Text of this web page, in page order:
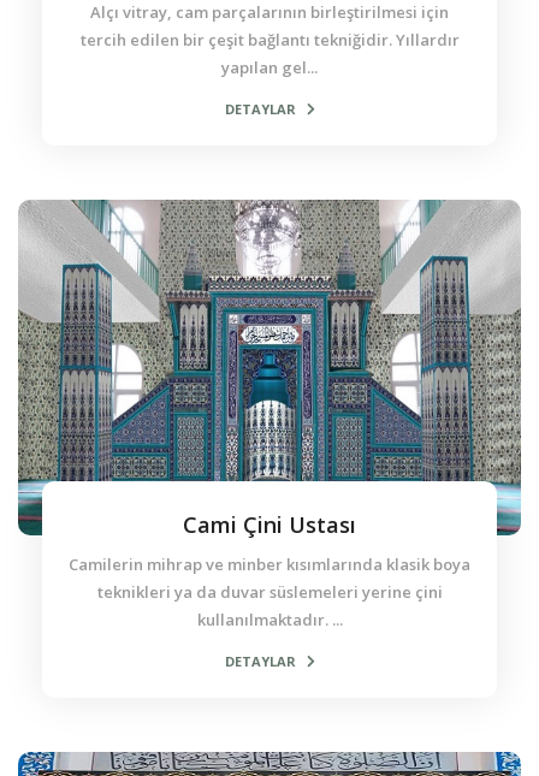
Alçı vitray, cam parçalarının birleştirilmesi için
tercih edilen bir çeşit bağlantı tekniğidir. Yıllardır
yapılan gel...
DETAYLAR
Cami Çini Ustası
Camilerin mihrap ve minber kısımlarında klasik boya
teknikleri ya da duvar süslemeleri yerine çini
kullanılmaktadır. ...
DETAYLAR